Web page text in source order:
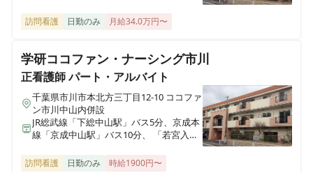
セントケアさいわい
セントケア四街道
千葉県四街道市鹿渡1016 柏葉ビル2F
セントケア佐倉 看護小規模多機能
千葉県佐倉市寺崎北４丁目７-６
訪問看護 日勤のみ 月給34.0万円〜
学研ココファン・ナーシング市川
正看護師パート・アルバイト
千葉県市川市本北方三丁目12-10 ココファ
ン市川中山内併設
JR総武線「下総中山駅」バス5分、京成本
線「京成中山駅」バス10分、 「若宮入
訪問看護 日勤のみ 時給1900円〜